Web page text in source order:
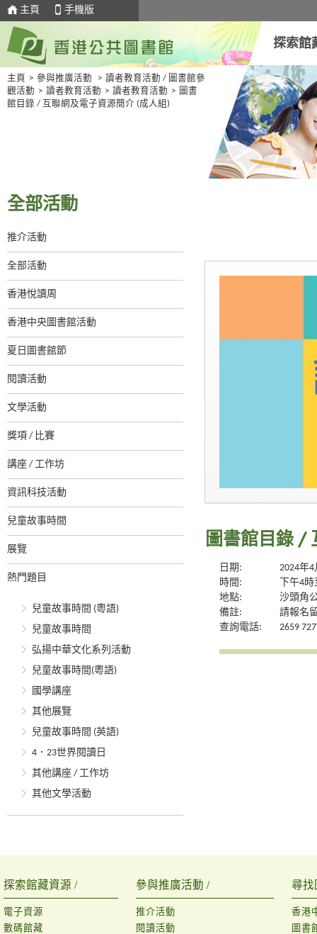
主頁 手機版
探索館
主頁 > 參與推廣活動 > 讀者教育活動 / 圖書館參
觀活動 > 讀者教育活動 > 讀者教育活動 > 圖書
館目錄 / 互聯網及電子資源簡介 (成人組)
全部活動
推介活動
全部活動
香港悅讀周
香港中央圖書館活動
夏日圖書館節
閱讀活動
文學活動
獎項 / 比賽
講座 / 工作坊
資訊科技活動
兒童故事時間
展覽
熱門題目
兒童故事時間 (粵語)
兒童故事時間
弘揚中華文化系列活動
兒童故事時間(粵語)
國學講座
其他展覽
兒童故事時間 (英語)
4．23世界閱讀日
其他講座 / 工作坊
其他文學活動
圖書館目錄 /
日期:
2024年
時間:
下午4
地點:
沙頭角
備註:
請報名
查詢電話:
2659
探索館藏資源 /
電子資源
數碼館藏
參與推廣活動 /
推介活動
閱讀活動
尋找
香港
圖書